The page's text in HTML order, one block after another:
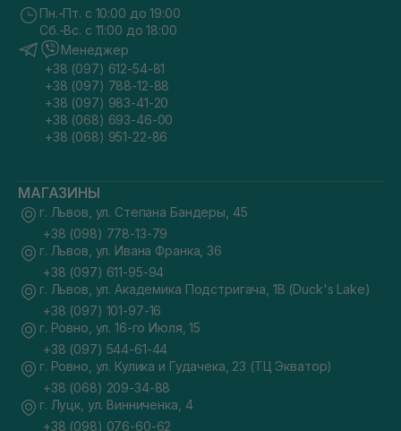
Пн.-Пт. с 10:00 до 19:00
Сб.-Вс. с 11:00 до 18:00
Менеджер
+38 (097) 612-54-81
+38 (097) 788-12-88
+38 (097) 983-41-20
+38 (068) 693-46-00
+38 (068) 951-22-86
МАГАЗИНЫ
г. Львов, ул. Степана Бандеры, 45
+38 (098) 778-13-79
г. Львов, ул. Ивана Франка, 36
+38 (097) 611-95-94
г. Львов, ул. Академика Подстригача, 1В (Duck's Lake)
+38 (097) 101-97-16
г. Ровно, ул. 16-го Июля, 15
+38 (097) 544-61-44
г. Ровно, ул. Кулика и Гудачека, 23 (ТЦ Экватор)
+38 (068) 209-34-88
г. Луцк, ул. Винниченка, 4
+38 (098) 076-60-62